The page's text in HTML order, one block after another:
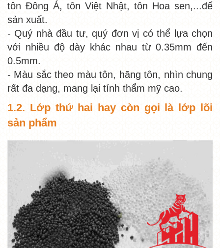
tôn Đông Á, tôn Việt Nhật, tôn Hoa sen,...để
sản xuất.
- Quý nhà đầu tư, quý đơn vị có thể lựa chọn
với nhiều độ dày khác nhau từ 0.35mm đến
0.5mm.
- Màu sắc theo màu tôn, hãng tôn, nhìn chung
rất đa dạng, mang lại tính thẩm mỹ cao.
1.2. Lớp thứ hai hay còn gọi là lớp lõi
sản phẩm